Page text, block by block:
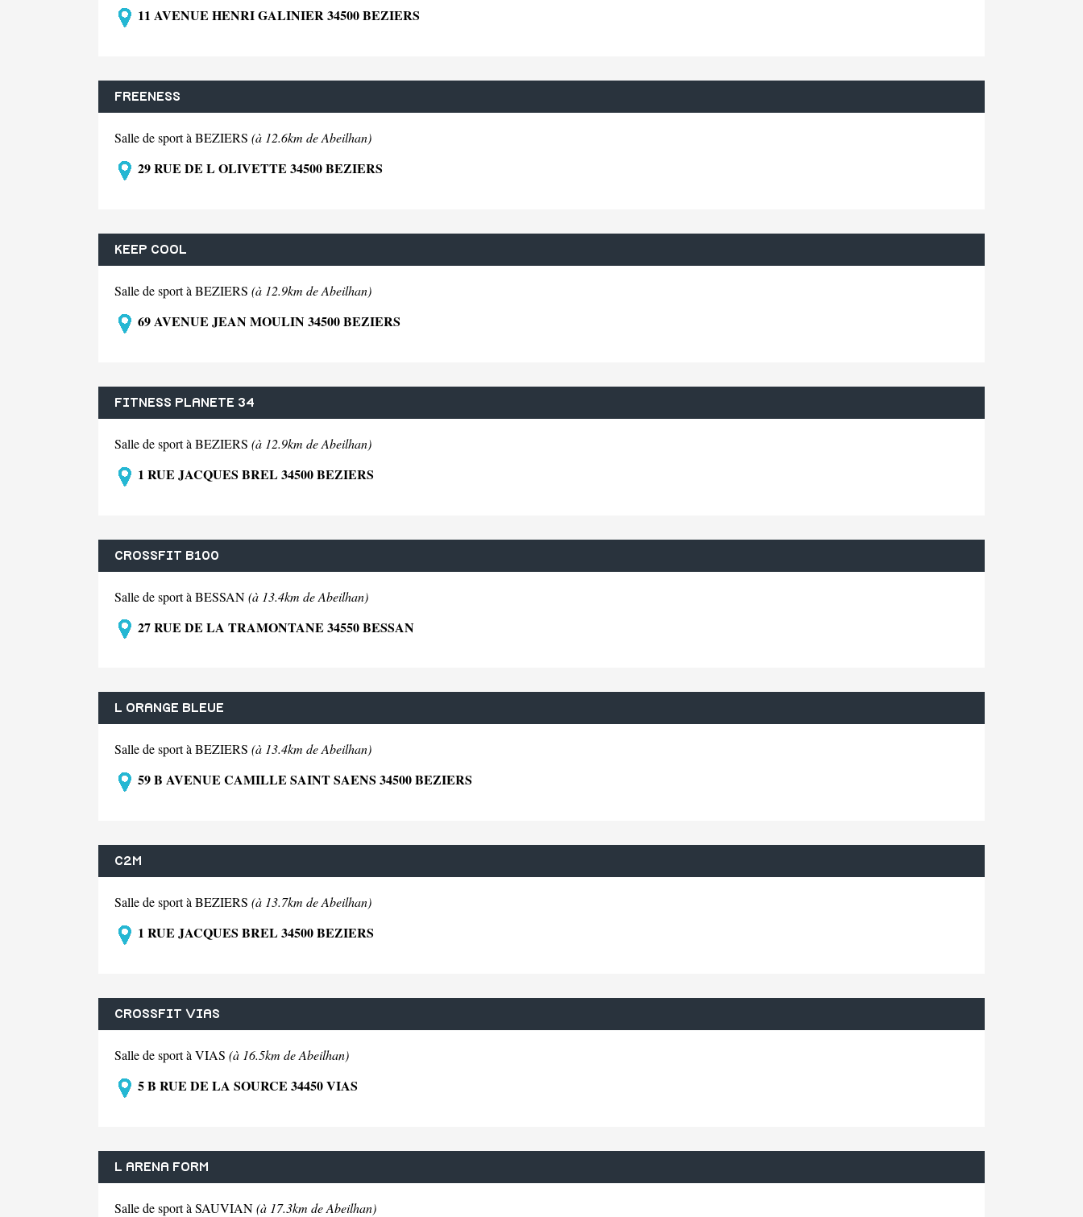
11 AVENUE HENRI GALINIER 34500 BEZIERS
FREENESS
Salle de sport à BEZIERS (à 12.6km de Abeilhan)
29 RUE DE L OLIVETTE 34500 BEZIERS
KEEP COOL
Salle de sport à BEZIERS (à 12.9km de Abeilhan)
69 AVENUE JEAN MOULIN 34500 BEZIERS
FITNESS PLANETE 34
Salle de sport à BEZIERS (à 12.9km de Abeilhan)
1 RUE JACQUES BREL 34500 BEZIERS
CROSSFIT B100
Salle de sport à BESSAN(à 13.4km de Abeilhan)
27 RUE DE LA TRAMONTANE 34550 BESSAN
L ORANGE BLEUE
Salle de sport à BEZIERS (à 13.4km de Abeilhan)
59 B AVENUE CAMILLE SAINT SAENS 34500 BEZIERS
C2M
Salle de sport à BEZIERS (à 13.7km de Abeilhan)
1 RUE JACQUES BREL 34500 BEZIERS
CROSSFIT VIAS
Salle de sport à VIAS (à 16.5km de Abeilhan)
5 B RUE DE LA SOURCE 34450 VIAS
L ARENA FORM
Salle de sport à SAUVIAN(à 17.3km de Abeilhan)